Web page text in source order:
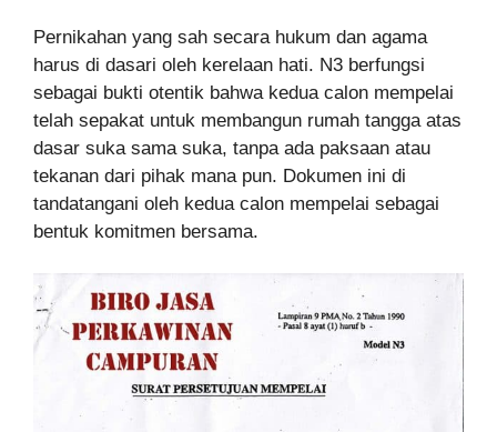
Pernikahan yang sah secara hukum dan agama
harus di dasari oleh kerelaan hati. N3 berfungsi
sebagai bukti otentik bahwa kedua calon mempelai
telah sepakat untuk membangun rumah tangga atas
dasar suka sama suka, tanpa ada paksaan atau
tekanan dari pihak mana pun. Dokumen ini di
tandatangani oleh kedua calon mempelai sebagai
bentuk komitmen bersama.